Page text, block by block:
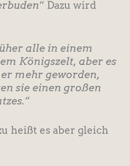
“ Dazu wird
alle in einem
Königszelt, aber es
mehr geworden,
sie einen großen
heißt es aber gleich